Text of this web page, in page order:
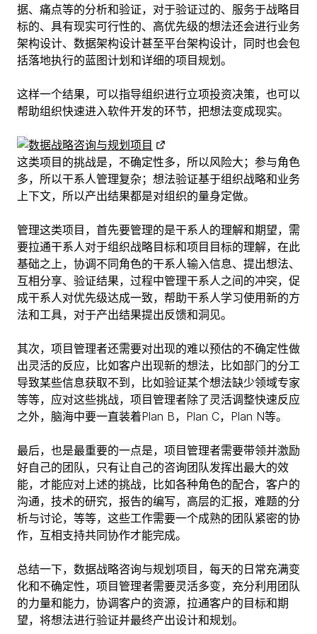
据、痛点等的分析和验证，对于验证过的、服务于战略目
标的、具有现实可行性的、高优先级的想法还会进行业务
架构设计、数据架构设计甚至平台架构设计，同时也会包
括落地执行的蓝图计划和详细的项目规划。
这样一个结果，可以指导组织进行立项投资决策，也可以
帮助组织快速进入软件开发的环节，把想法变成现实。
这类项目的挑战是，不确定性多，所以风险大；参与角色
多，所以干系人管理复杂；想法验证基于组织战略和业务
上下文，所以产出结果都是对组织的量身定做。
管理这类项目，首先要管理的是干系人的理解和期望，需
要拉通干系人对于组织战略目标和项目目标的理解，在此
基础之上，协调不同角色的干系人输入信息、提出想法、
互相分享、验证结果，过程中管理干系人之间的冲突，促
成干系人对优先级达成一致，帮助干系人学习使用新的方
法和工具，对于产出结果提出反馈和洞见。
其次，项目管理者还需要对出现的难以预估的不确定性做
出灵活的反应，比如客户出现新的想法，比如部门的分工
导致某些信息获取不到，比如验证某个想法缺少领域专家
等等，应对这些挑战，项目管理者除了灵活调整快速反应
之外，脑海中要一直装着Plan B，Plan C，Plan N等。
最后，也是最重要的一点是，项目管理者需要带领并激励
好自己的团队，只有让自己的咨询团队发挥出最大的效
能，才能应对上述的挑战，比如各种角色的配合，客户的
沟通，技术的研究，报告的编写，高层的汇报，难题的分
析与讨论，等等，这些工作需要一个成熟的团队紧密的协
作，互相支持共同协作才能完成。
总结一下，数据战略咨询与规划项目，每天的日常充满变
化和不确定性，项目管理者需要灵活多变，充分利用团队
的力量和能力，协调客户的资源，拉通客户的目标和期
望，将想法进行验证并最终产出设计和规划。